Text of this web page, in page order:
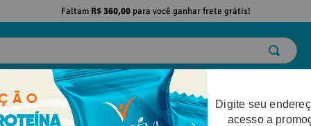
Faltam R$ 360,00para você ganhar frete grátis!
EMAGRECIMENTO DESEMPENHO FÍSICO
Digite seu
acesso a